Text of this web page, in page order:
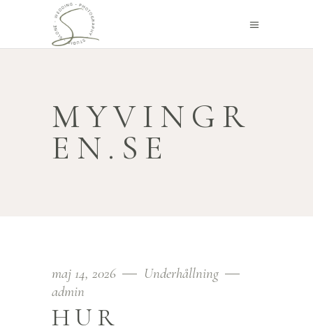
MYVINGR
EN.SE
maj 14, 2026
Underhållning
admin
HUR